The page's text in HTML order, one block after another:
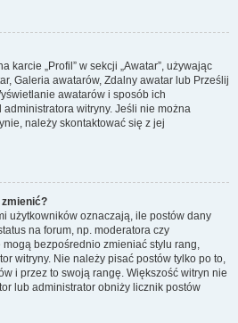
karcie „Profil” w sekcji „Awatar”, używając
Galeria awatarów, Zdalny awatar lub Prześlij
awatarów i sposób ich
witryny. Jeśli nie można
należy skontaktować się z jej
użytkowników oznaczają, ile postów dany
na forum, np. moderatora czy
bezpośrednio zmieniać stylu rang,
witryny. Nie należy pisać postów tylko po to,
i przez to swoją rangę. Większość witryn nie
lub administrator obniży licznik postów